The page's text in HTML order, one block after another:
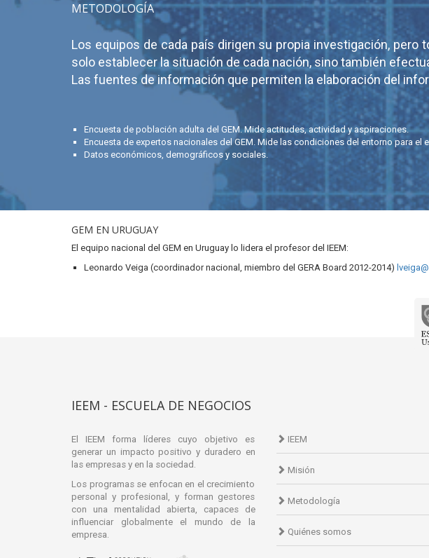
METODOLOGÍA
Los equipos de cada país dirigen su propia investigación,
solo establecer la situación de cada nación, sino también
Las fuentes de información que permiten la elaboración del
Encuesta de población adulta del GEM. Mide actitudes, actividad y aspiraciones.
Encuesta de expertos nacionales del GEM. Mide las condiciones del entorno para el
Datos económicos, demográficos y sociales.
GEM EN URUGUAY
El equipo nacional del GEM en Uruguay lo lidera el profesor del IEEM:
Leonardo Veiga (coordinador nacional, miembro del GERA Board 2012-2014)
IEEM - ESCUELA DE NEGOCIOS
El IEEM forma líderes cuyo objetivo es
generar un impacto positivo y duradero en
las empresas y en la sociedad.
Los programas se enfocan en el crecimiento
personal y profesional, y forman gestores
con una mentalidad abierta, capaces de
influenciar globalmente el mundo de la
empresa.
IEEM
Misión
Metodología
Quiénes somos